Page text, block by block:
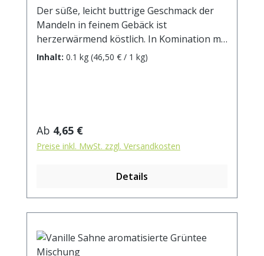
Der süße, leicht buttrige Geschmack der
Mandeln in feinem Gebäck ist
herzerwärmend köstlich. In Komination mit
feinem Grüntee und einer Kokosnote
12g Tee mit 1 l. Wasser auf 90° abgekühlt,
aufgiessen. Ziehzeit: ca. 3 min.
Inhalt: 0.1 kg (46,50 € / 1 kg)
Regulärer Preis:
Ab 4,65 €
Preise inkl. MwSt. zzgl. Versandkosten
Details